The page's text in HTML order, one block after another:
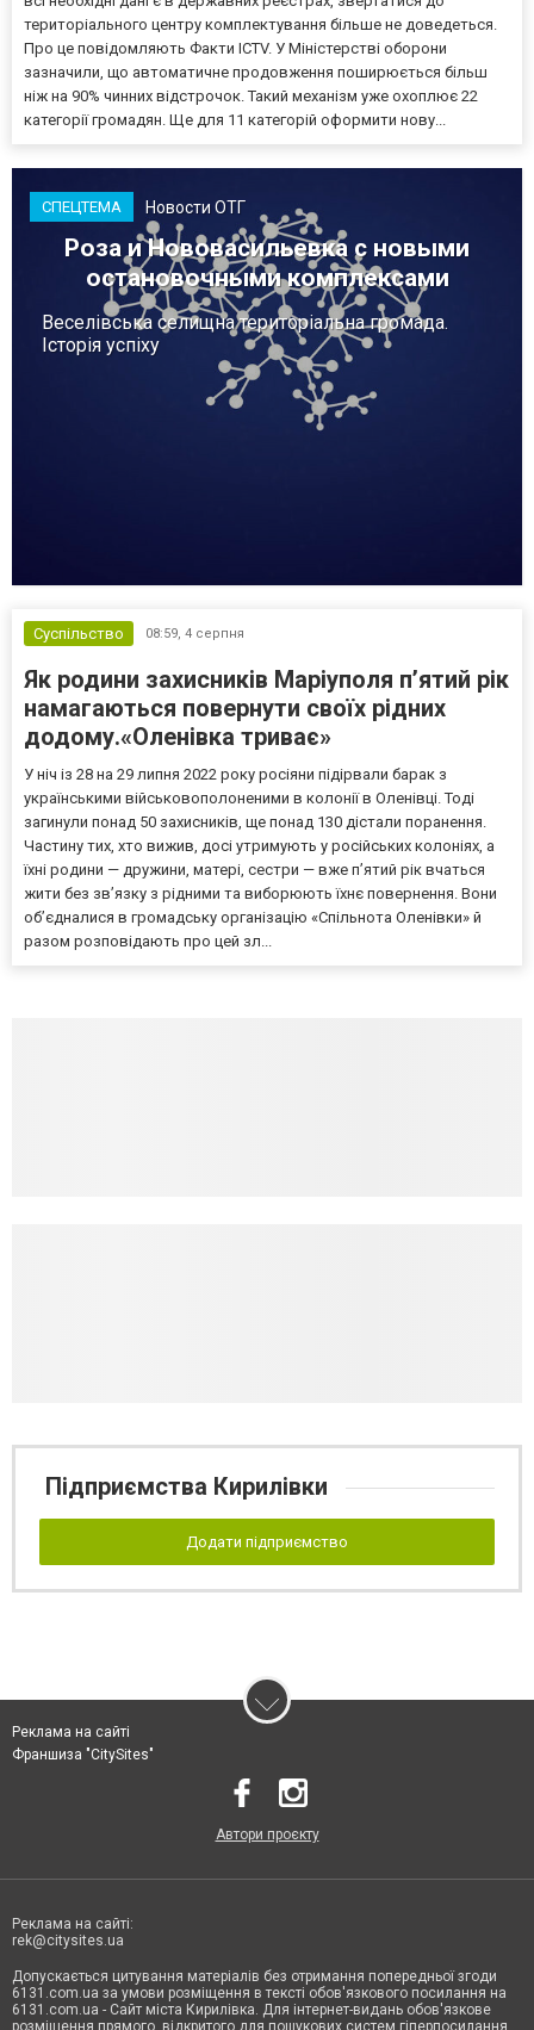
територіального центру комплектування більше не доведеться.
Про це повідомляють Факти ICTV. У Міністерстві оборони
зазначили, що автоматичне продовження поширюється більш
ніж на 90% чинних відстрочок. Такий механізм уже охоплює 22
категорії громадян. Ще для 11 категорій оформити нову...
СПЕЦТЕМА Новости ОТГ
Роза и Нововасильевка с новыми
остановочными комплексами
Веселівська селищна територіальна громада.
Історія успіху
Суспільство 08:59, 4 серпня
Як родини захисників Маріуполя пʼятий рік
намагаються повернути своїх рідних
додому.«Оленівка триває»
У ніч із 28 на 29 липня 2022 року росіяни підірвали барак з
українськими військовополоненими в колонії в Оленівці. Тоді
загинули понад 50 захисників, ще понад 130 дістали поранення.
Частину тих, хто вижив, досі утримують у російських колоніях, а
їхні родини — дружини, матері, сестри — вже п’ятий рік вчаться
жити без зв’язку з рідними та виборюють їхнє повернення. Вони
об’єдналися в громадську організацію «Спільнота Оленівки» й
разом розповідають про цей зл...
Підприємства Кирилівки
Додати підприємство
Реклама на сайті
Франшиза "CitySites"
Автори проєкту
Реклама на сайті:
rek@citysites.ua
Допускається цитування матеріалів без отримання попередньої згоди
6131.com.ua за умови розміщення в тексті обов'язкового посилання на
6131.com.ua - Сайт міста Кирилівка. Для інтернет-видань обов'язкове